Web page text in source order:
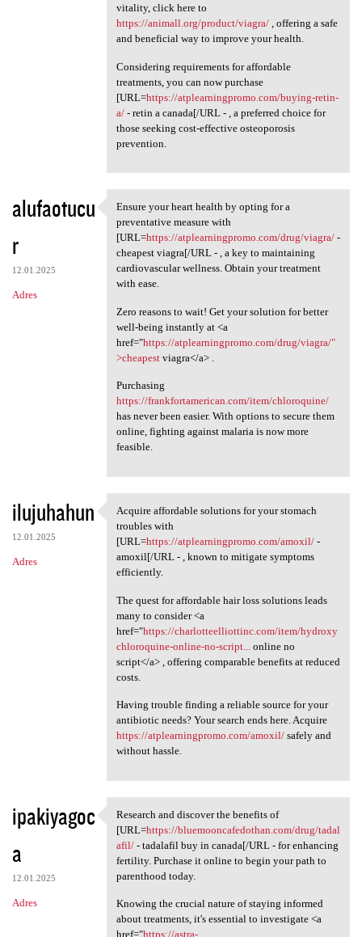
vitality, click here to
https://animall.org/product/viagra/, offering a safe
and beneficial way to improve your health.
Considering requirements for affordable
treatments, you can now purchase
[URL=https://atplearningpromo.com/buying-retin-
a/- retin a canada[/URL - , a preferred choice for
those seeking cost-effective osteoporosis
prevention.
alufaotucu
r
12.01.2025
Adres
Ensure your heart health by
Ensure your heart health by opting for a
preventative measure with
[URL=https://atplearningpromo.com/drug/viagra/-
cheapest viagra[/URL - , a key to maintaining
cardiovascular wellness. Obtain your treatment
with ease.
Zero reasons to wait! Get your solution for better
well-being instantly at <a
href="https://atplearningpromo.com/drug/viagra/"
>cheapestviagra</a> .
Purchasing
https://frankfortamerican.com/item/chloroquine/
has never been easier. With options to secure them
online, fighting against malaria is now more
feasible.
ilujuhahun
12.01.2025
Adres
Acquire affordable solutions
Acquire affordable solutions for your stomach
troubles with
[URL=https://atplearningpromo.com/amoxil/-
amoxil[/URL - , known to mitigate symptoms
efficiently.
The quest for affordable hair loss solutions leads
many to consider <a
href="https://charlotteelliottinc.com/item/hydroxy
chloroquine-online-no-script...
online no
script</a> , offering comparable benefits at reduced
costs.
Having trouble finding a reliable source for your
antibiotic needs? Your search ends here. Acquire
https://atplearningpromo.com/amoxil/safely and
without hassle.
ipakiyagoc
a
12.01.2025
Adres
Research and discover the
Research and discover the benefits of
[URL=https://bluemooncafedothan.com/drug/tadal
afil/- tadalafil buy in canada[/URL - for enhancing
fertility. Purchase it online to begin your path to
parenthood today.
Knowing the crucial nature of staying informed
about treatments, it's essential to investigate <a
href="https://astra-